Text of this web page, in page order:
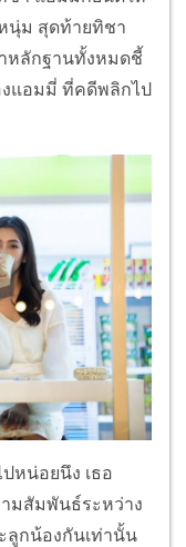
นุ่ม สุดท้ายทิชา
หลักฐานทั้งหมดชี้
แอมมี่ ที่คดีพลิกไป
หน่อยนึง เธอ
มสัมพันธ์ระหว่าง
ลูกน้องกันเท่านั้น